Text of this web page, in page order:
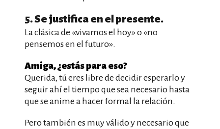
5. Se justifica en el presente.
La clásica de «vivamos el hoy» o «no
pensemos en el futuro».
Amiga, ¿estás para eso?
Querida, tú eres libre de decidir esperarlo y
seguir ahí el tiempo que sea necesario hasta
que se anime a hacer formal la relación.
Pero también es muy válido y necesario que